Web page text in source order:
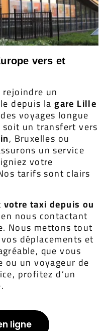
vers et
un
depuis lagare Lille
voyages longue
soit un transfert vers
, Bruxelles ou
un service
votre
tarifs sont clairs
votre taxi depuis ou
en nous contactant
Nous mettons tout
déplacements et
que vous
ou un voyageur de
profitez d’un
ligne